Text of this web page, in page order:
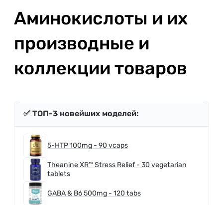
Аминокислоты и их
производные и
коллекции товаров
✅ ТОП-3 новейших моделей:
5-HTP 100mg - 90 vcaps
Theanine XR™ Stress Relief - 30 vegetarian
tablets
GABA & B6 500mg - 120 tabs